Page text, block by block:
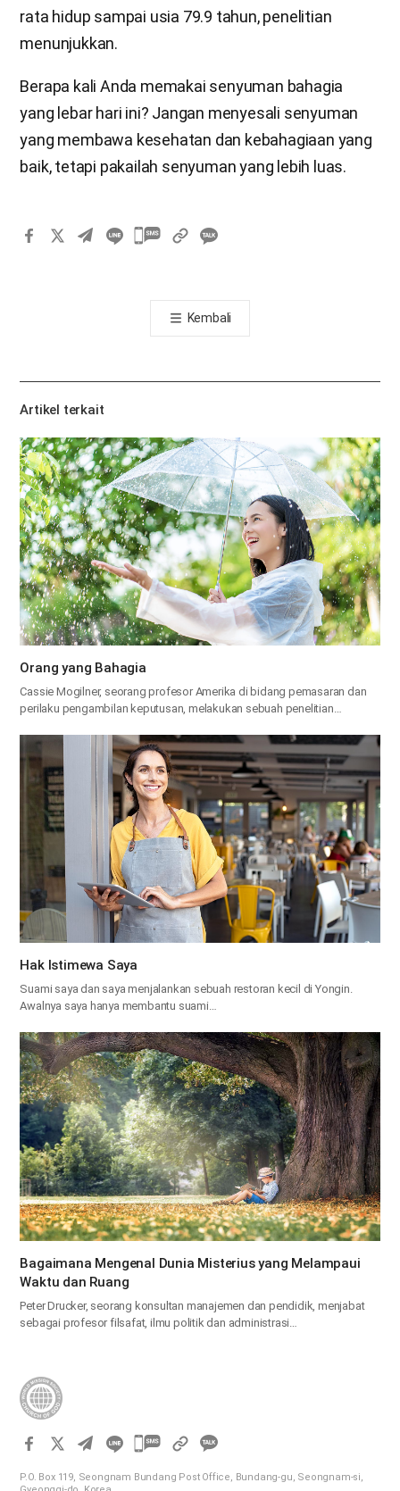
rata hidup sampai usia 79.9 tahun, penelitian
menunjukkan.
Berapa kali Anda memakai senyuman bahagia
yang lebar hari ini? Jangan menyesali senyuman
yang membawa kesehatan dan kebahagiaan yang
baik, tetapi pakailah senyuman yang lebih luas.
카
톡
공
기
Kembali
Artikel terkait
Orang yang Bahagia
Cassie Mogilner, seorang profesor Amerika di bidang pemasaran dan
perilaku pengambilan keputusan, melakukan sebuah penelitian…
Hak Istimewa Saya
Suami saya dan saya menjalankan sebuah restoran kecil di Yongin.
Awalnya saya hanya membantu suami…
Bagaimana Mengenal Dunia Misterius yang Melampaui
Waktu dan Ruang
Peter Drucker, seorang konsultan manajemen dan pendidik, menjabat
sebagai profesor filsafat, ilmu politik dan administrasi…
카
오
P.O. Box 119, Seongnam Bundang Post Office, Bundang-gu, Seongnam-si,